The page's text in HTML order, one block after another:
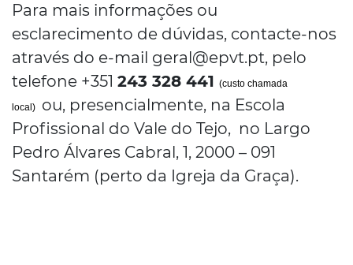
Para mais informações ou
esclarecimento de dúvidas, contacte-nos
através do e-mail geral@epvt.pt, pelo
telefone +351 243 328 441 (custo chamada
local)
ou, presencialmente, na Escola
Profissional do Vale do Tejo, no Largo
Pedro Álvares Cabral, 1, 2000 – 091
Santarém (perto da Igreja da Graça).